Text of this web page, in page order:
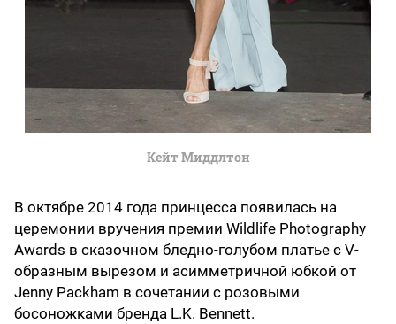
Кейт Миддлтон
В октябре 2014 года принцесса появилась на
церемонии вручения премии Wildlife Photography
Awards в сказочном бледно-голубом платье с V-
образным вырезом и асимметричной юбкой от
Jenny Packham в сочетании с розовыми
босоножками бренда L.K. Bennett.